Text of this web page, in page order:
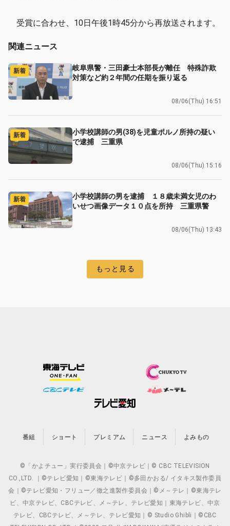
受賞に合わせ、10日午後1時45分から再放送されます。
関連ニュース
新着
岐阜県警・三田豪士本部長が離任 特殊詐欺
対策など約２年間の任期を振り返る
08/06(Thu) 16:51
新着
小学校講師の男(38)を児童ポルノ所持の疑い
で逮捕 三重県
08/06(Thu) 15:16
新着
小学校講師の男を逮捕 １８歳未満女児のわ
いせつ画像データ１０点を所持 三重県警
08/06(Thu) 13:43
もっと見る
番組 ショート プレミアム ニュース よみもの
©「かよチュー」実行委員会｜©中京テレビ｜© CBC TELEVISION
CO.,LTD. ｜©テレビ愛知｜©東海テレビ｜©多田かおる/ イタキス製作委員
会｜©テレビ愛知・フリュー／徹之進製作委員会｜©メ～テレ｜©東海テレ
ビ、中京テレビ、CBCテレビ、メ～テレ、テレビ愛知｜東海テレビ、中京
テレビ、CBCテレビ、メ～テレ、テレビ愛知｜© Studio Ghibli｜©CBC